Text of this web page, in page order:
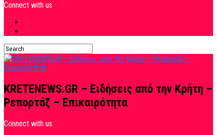
Connect with us
KRETENEWS.GR – Ειδήσεις από την Κρήτη –
Ρεπορτάζ – Επικαιρότητα
Connect with us